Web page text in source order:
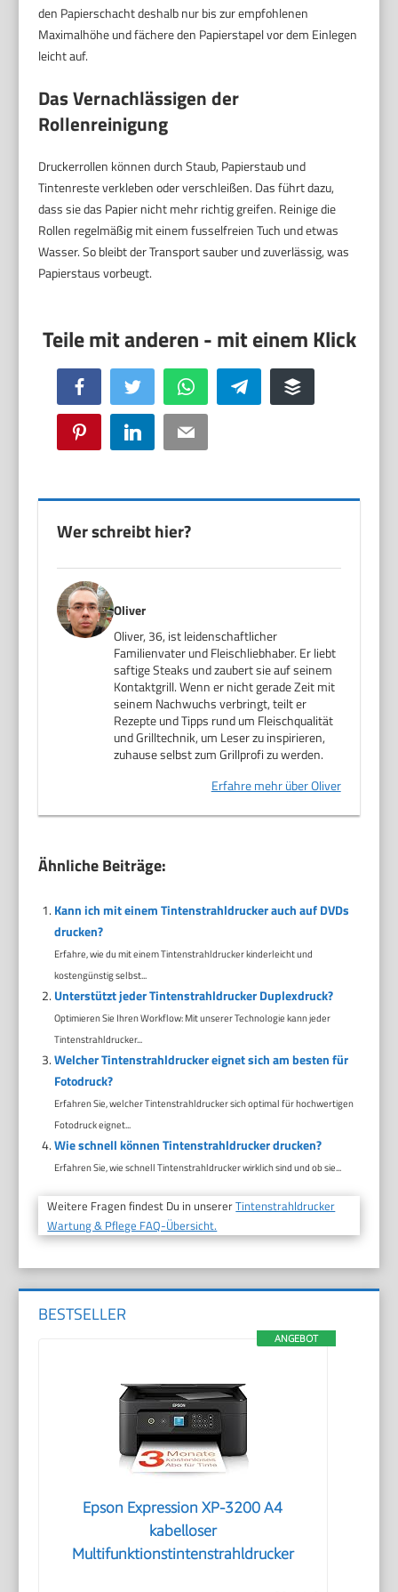
den Papierschacht deshalb nur bis zur empfohlenen
Maximalhöhe und fächere den Papierstapel vor dem Einlegen
leicht auf.
Das Vernachlässigen der
Rollenreinigung
Druckerrollen können durch Staub, Papierstaub und
Tintenreste verkleben oder verschleißen. Das führt dazu,
dass sie das Papier nicht mehr richtig greifen. Reinige die
Rollen regelmäßig mit einem fusselfreien Tuch und etwas
Wasser. So bleibt der Transport sauber und zuverlässig, was
Papierstaus vorbeugt.
Facebook Twitter WhatsApp Telegram Buffer
Pinterest LinkedIn Email
Wer schreibt hier?
Oliver
Oliver, 36, ist leidenschaftlicher
Familienvater und Fleischliebhaber. Er liebt
saftige Steaks und zaubert sie auf seinem
Kontaktgrill. Wenn er nicht gerade Zeit mit
seinem Nachwuchs verbringt, teilt er
Rezepte und Tipps rund um Fleischqualität
und Grilltechnik, um Leser zu inspirieren,
zuhause selbst zum Grillprofi zu werden.
Erfahre mehr über Oliver
Ähnliche Beiträge:
Kann ich mit einem Tintenstrahldrucker auch auf DVDs
drucken?
Erfahre, wie du mit einem Tintenstrahldrucker kinderleicht und
kostengünstig selbst...
Unterstützt jeder Tintenstrahldrucker Duplexdruck?
Optimieren Sie Ihren Workflow: Mit unserer Technologie kann jeder
Tintenstrahldrucker...
Welcher Tintenstrahldrucker eignet sich am besten für
Fotodruck?
Erfahren Sie, welcher Tintenstrahldrucker sich optimal für hochwertigen
Fotodruck eignet...
Wie schnell können Tintenstrahldrucker drucken?
Erfahren Sie, wie schnell Tintenstrahldrucker wirklich sind und ob sie...
Weitere Fragen findest Du in unsererTintenstrahldrucker
Wartung & Pflege FAQ-Übersicht.
BESTSELLER
ANGEBOT
Epson Expression XP-3200 A4
kabelloser
Multifunktionstintenstrahldrucker